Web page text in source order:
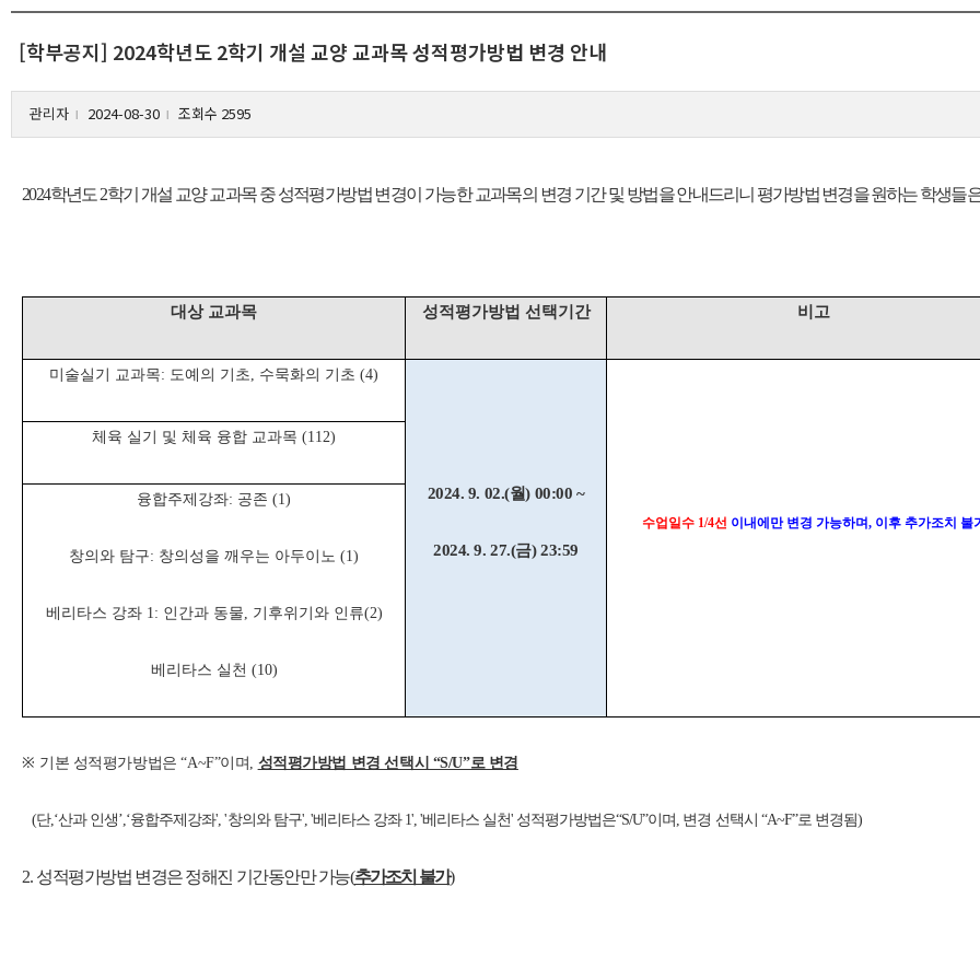
[학부공지] 2024학년도 2학기 개설 교양 교과목 성적평가방법 변경 안내
관리자 l 2024-08-30 l 조회수 2595
2024학년도 2학기 개설 교양 교과목 중 성적평가방법 변경이 가능한 교과목의 변경 기간 및 방법을안내드리니 평가방법 변경을 원하는 학생들
대상 교과목 성적평가방법 선택기간 비고
미술실기 교과목: 도예의 기초, 수묵화의 기초 (4)
2024. 9. 02.(월) 00:00 ~
2024. 9. 27.(금) 23:59
수업일수 1/4선 이내에만 변경 가능하며, 이후 추가조치 불
체육 실기 및 체육 융합 교과목 (112)
융합주제강좌: 공존 (1)
창의와 탐구: 창의성을 깨우는 아두이노 (1)
베리타스 강좌 1: 인간과 동물, 기후위기와 인류(2)
베리타스 실천 (10)
※ 기본 성적평가방법은 “A~F”이며, 성적평가방법 변경 선택시 “S/U”로 변경
(단,‘산과 인생’,‘융합주제강좌', '창의와 탐구', '베리타스 강좌 1', '베리타스 실천' 성적평가방법은“S/U”이며, 변경 선택시 “A~F”로 변경됨)
2. 성적평가방법 변경은 정해진 기간동안만 가능(추가조치 불가)